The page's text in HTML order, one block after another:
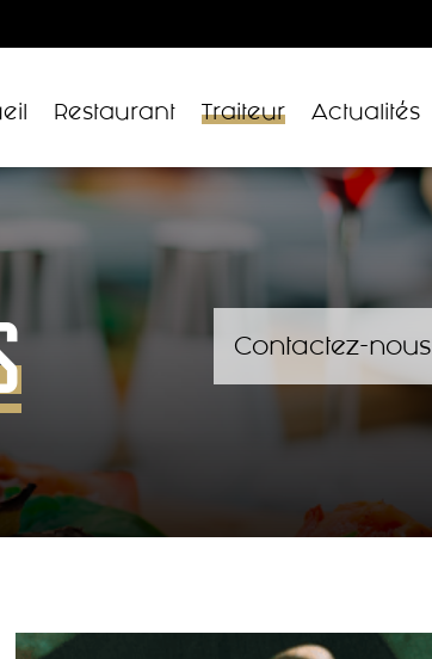
Restaurant Traiteur Actualités
Contactez-nous